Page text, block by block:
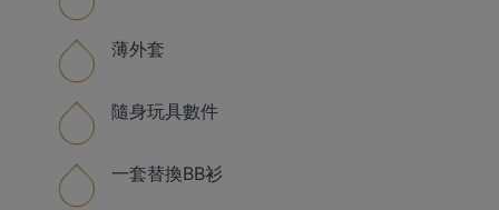
薄外套
隨身玩具數件
一套替換BB衫